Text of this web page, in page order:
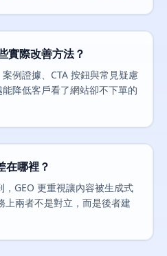
實際改善方法？
例證據、CTA 按鈕與常見疑慮
降低客戶看了網站卻不下單的
在哪裡？
，GEO 更重視讓內容被生成式
兩者不是對立，而是後者建